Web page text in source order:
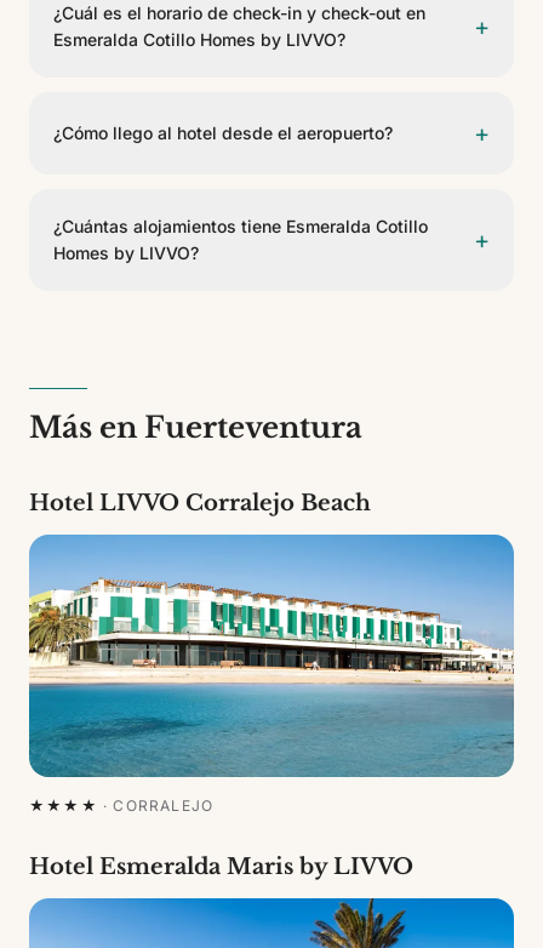
¿Cuál es el horario de check-in y check-out en
Esmeralda Cotillo Homes by LIVVO?
+
¿Cómo llego al hotel desde el aeropuerto? +
en taxi, transfer privado o coche de alquiler.
¿Cuántas alojamientos tiene Esmeralda Cotillo
Homes by LIVVO?
+
Más en Fuerteventura
Hotel LIVVO Corralejo Beach
★★★★ ·CORRALEJO
Hotel Esmeralda Maris by LIVVO